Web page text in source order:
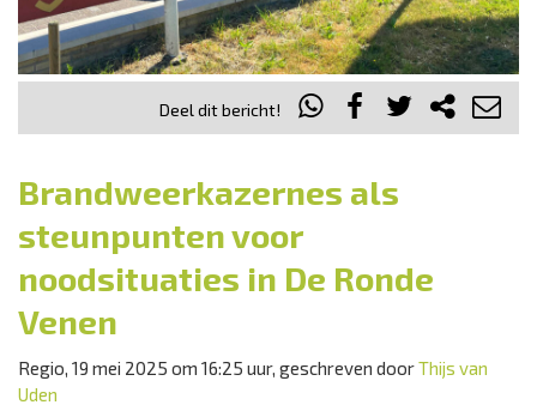
Deel dit bericht!
Brandweerkazernes als
steunpunten voor
noodsituaties in De Ronde
Venen
Regio, 19 mei 2025 om 16:25 uur, geschreven doorThijs van
Uden